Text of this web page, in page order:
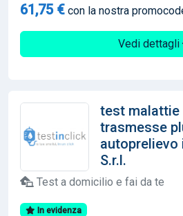
61,75 € con la nostra
Vedi dettagli
test malattie
trasmesse
autoprelievo
S.r.l.
Test a domicilio e fai da te
In evidenza